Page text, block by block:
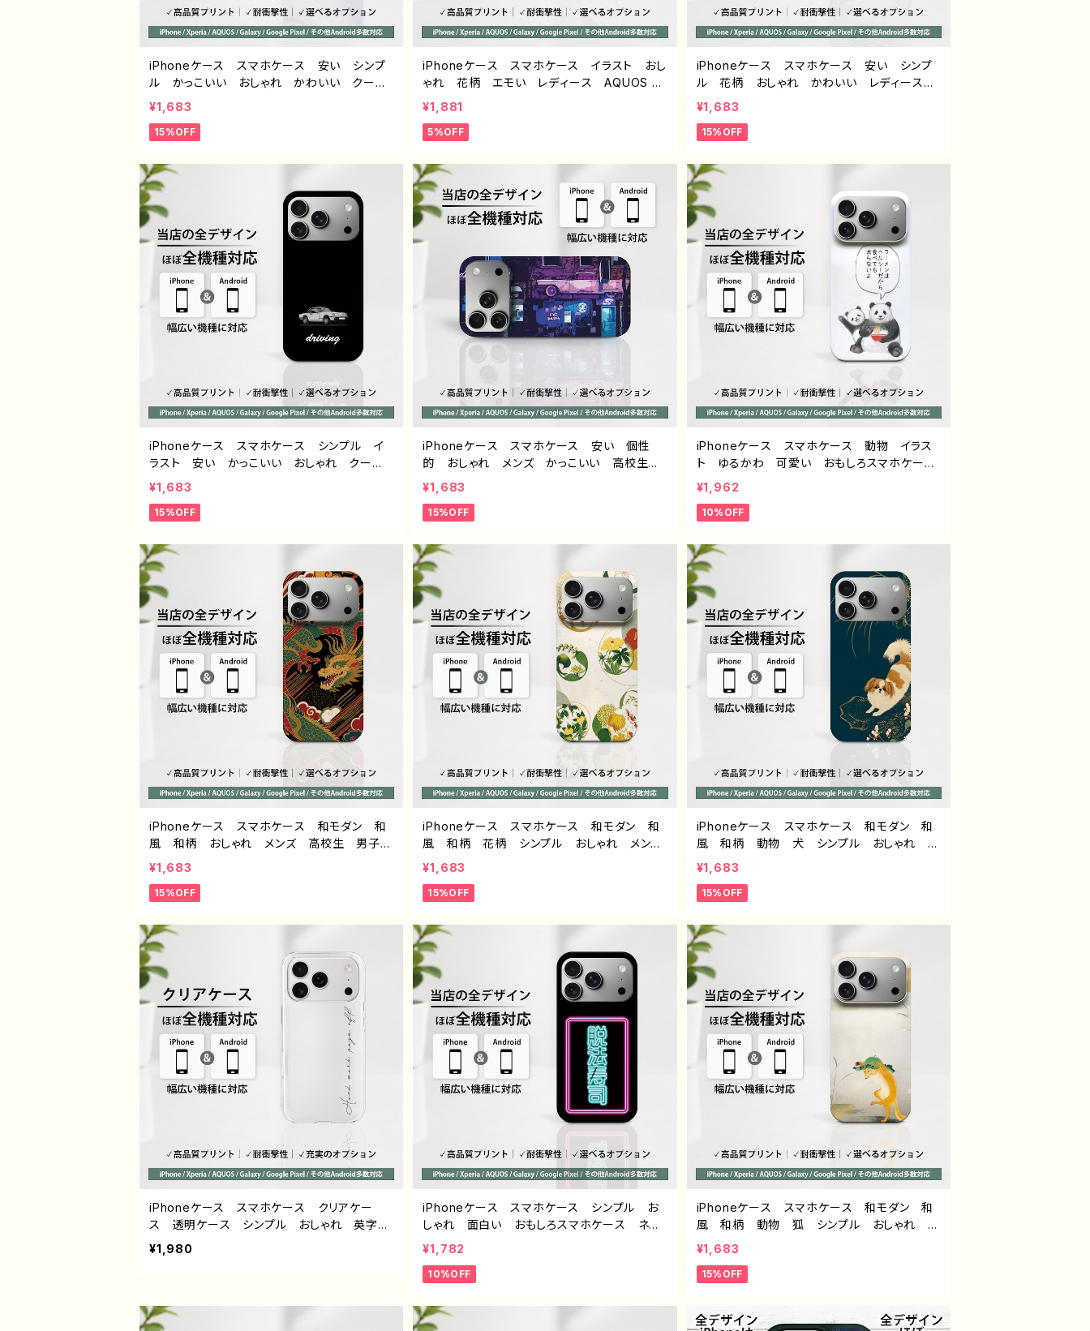
iPhoneケース スマホケース 安い シンプ
ル かっこいい おしゃれ かわいい クー
ル メンズ レディース エモい画像 綺麗
美しい 個性的 おすすめ 人気 クリエイタ
ー iPhone15/14/13/12/11 AQUOS sense
ndroid アンドロイド ケース ノンブラン
ド オリジナル デザイン グッズ タイトル：
エモいスマホケース PART375-1 J1-9
¥1,683
15%OFF
iPhoneケース スマホケース イラスト おし
ゃれ 花柄 エモい レディース AQUOS se
nse 2 3 4 5 iPhone15/14/13/12/11 Xperi
a Googlepixel Galaxy おすすめ 個性
的 人気 イラストレーター クリエイター
ジナル デザイン グッズ タイトル：ネモフィ
ラ 作：栞音 F-5
¥1,881
5%OFF
iPhoneケース スマホケース 安い シンプ
ル 花柄 おしゃれ かわいい レディース
個性的 韓国風 おすすめ 人気 クリエイタ
ー iPhone17/16/15/14 AQUOS sense 4
5 6 Xperia Googlepixel Galaxy And
リジナル デザイン グッズ エモいスマホケ
ース タイトル：ニュアンスフラワー PART373-
2 J1-9
¥1,683
15%OFF
iPhoneケース スマホケース シンプル イ
ラスト 安い かっこいい おしゃれ クー
ル メンズ 個性的 おすすめ 人気 クリエ
イター iPhone15/14/13/12/11 AQUOS sen
se 4 5 6 Xperia Googlepixel Galaxy
ド オリジナル デザイン グッズ タイトル：
シンプル スマホケース PART40-2 J1-9
¥1,683
15%OFF
iPhoneケース スマホケース 安い 個性
的 おしゃれ メンズ かっこいい 高校生
男子 サイバーパンク クール iPhone17/1
6/15/14/ AQUOS sense 2 3 4 5 Xperia
Googlepixel Galaxy Android アンド
ケース アイフォンケース おすすめ 人気
クリエイター ノンブランド オリジナル デザ
イン グッズ タイトル：ネオンに導かれて J1
-9
¥1,683
15%OFF
iPhoneケース スマホケース 動物 イラス
ト ゆるかわ 可愛い おもしろスマホケー
ス 面白いiPhoneケース ユニーク ネタ
系 ゆるい iPhone5/6/6s/7/8/XS/11/12/13
AQUOS Xperia Googlepixel 人気
的 Android アンドロイド 携帯 ハード
ケース グッズ スマホカバー アイフォンケ
ース 悪いことを言うパンダ タイトル：ラーメ
ンについて悪いこと言うパンダ 子パンダ付
き 作：こさつね G-6
¥1,962
10%OFF
iPhoneケース スマホケース 和モダン 和
風 和柄 おしゃれ メンズ 高校生 男子
安い iPhone17/16/15/14/13/12 おすすめ
個性的 Android アンドロイド ケース Ga
laxy AQUOS Xperia Google Pixel タ
¥1,683
15%OFF
iPhoneケース スマホケース 和モダン 和
風 和柄 花柄 シンプル おしゃれ メン
ズ 大人女子 かわいい 安い iPhone17/1
6/15/14/13/12 おすすめ 個性的 Android
アンドロイド ケース Galaxy AQUOS
ー デザイン930 J1-9
¥1,683
15%OFF
iPhoneケース スマホケース 和モダン 和
風 和柄 動物 犬 シンプル おしゃれ メ
ンズ 大人女子 かわいい 安い iPhone1
7/16/15/14/13/12 おすすめ 個性的 Andr
oid アンドロイド ケース Galaxy AQUO
ン / シーズー デザイン931 J1-9
¥1,683
15%OFF
iPhoneケース スマホケース クリアケー
ス 透明ケース シンプル おしゃれ 英字ロ
ゴ ミニマル 安い ほぼ 全機種対応 メン
ズ 高校生 男子 レディース 大人女子
アンドロイド 携帯ケース おすすめ 個性
的 人気 クリエイター オリジナル デザイ
¥1,980
iPhoneケース スマホケース シンプル お
しゃれ 面白い おもしろスマホケース ネタ
系 エモい ほぼ 全機種対応 メンズ iPho
ne15/14/13/12/11 AQUOS Xperia Goog
lepixel Galaxy Android アンドロイド
絵師 クリエイター オリジナル デザイン
グッズ タイトル：脱法寿司 作：んごミック G
¥1,782
10%OFF
iPhoneケース スマホケース 和モダン 和
風 和柄 動物 狐 シンプル おしゃれ メ
ンズ 大人女子 かわいい 安い iPhone1
7/16/15/14/13/12 おすすめ 個性的 Andr
oid アンドロイド ケース Galaxy AQUO
ン /きつね デザイン934 J1-9
¥1,683
15%OFF